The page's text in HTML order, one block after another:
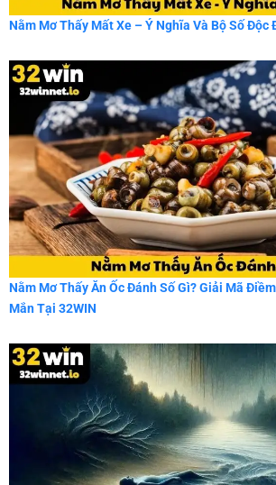
Nằm Mơ Thấy Mất Xe – Ý Nghĩa Và Bộ Số Độc
Nằm Mơ Thấy Ăn Ốc Đánh Số Gì? Giải Mã
Mắn Tại 32WIN